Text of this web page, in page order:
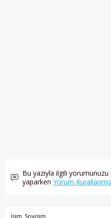
Bu yazıyla ilgili
yaparkenYorum